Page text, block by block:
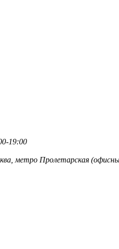
19:00
метро Пролетарская